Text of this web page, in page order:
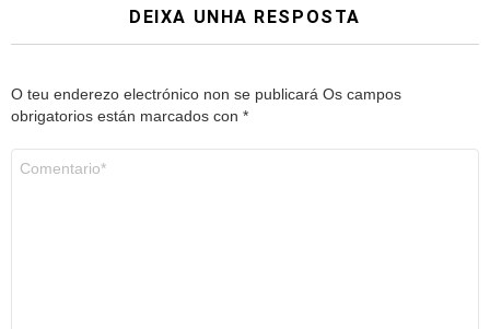
DEIXA UNHA RESPOSTA
O teu enderezo electrónico non se publicará Os campos
obrigatorios están marcados con *